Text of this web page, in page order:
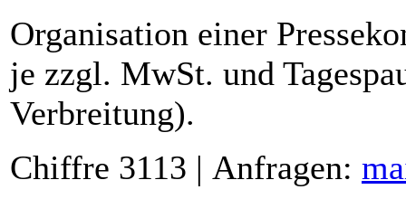
Organisation einer
je zzgl. MwSt. und
Verbreitung).
Chiffre 3113 | Anfragen: